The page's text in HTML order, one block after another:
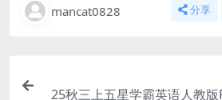
mancat0828 分享
25秋三上五星学霸英语人教版